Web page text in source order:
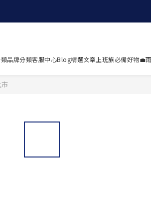
品牌分類客服中心Blog精選文章 上班族必備好物💼